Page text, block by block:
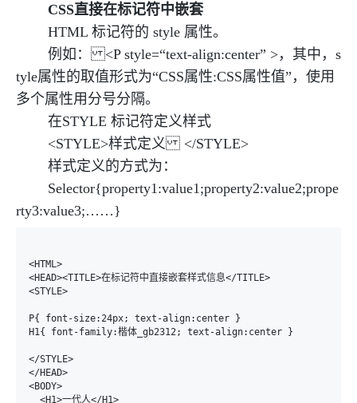
CSS直接在标记符中嵌套
HTML 标记符的 style 属性。
例如： <P style=“text-align:center” >， 其中，s
tyle属性的取值形式为“CSS属性:CSS属性值”，使用
多个属性用分号分隔。
在STYLE 标记符定义样式
<STYLE>样式定义 </STYLE>
样式定义的方式为：
Selector{property1:value1;property2:value2;prope
rty3:value3;……}
<HTML>
<HEAD><TITLE>在标记符中直接嵌套样式信息</TITLE>
<STYLE>
P{ font-size:24px; text-align:center }
H1{ font-family:楷体_gb2312; text-align:center }
</STYLE>
</HEAD>
<BODY>
  <H1>一代人</H1>